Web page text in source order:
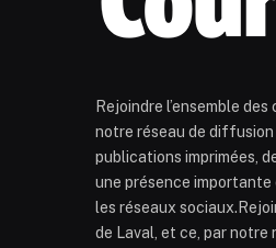
Rejoindre l’ensemble
notre réseau de
publications imprimées,
une présence importante
les réseaux
de Laval, et ce, par notre